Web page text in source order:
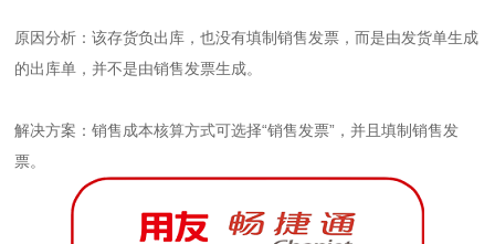
原因分析：该存货负出库，也没有填制销售发票，而是由发货单生成
的出库单，并不是由销售发票生成。
解决方案：销售成本核算方式可选择“销售发票”，并且填制销售发
票。